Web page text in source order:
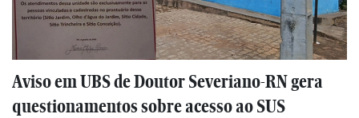
Aviso em UBS de Doutor Severiano-RN gera
questionamentos sobre acesso ao SUS